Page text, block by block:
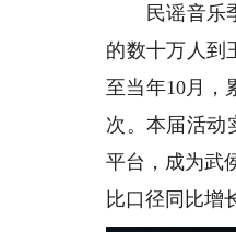
民谣音乐季
的数十万人到
至当年10月，
次。本届活动
平台，成为武
比口径同比增